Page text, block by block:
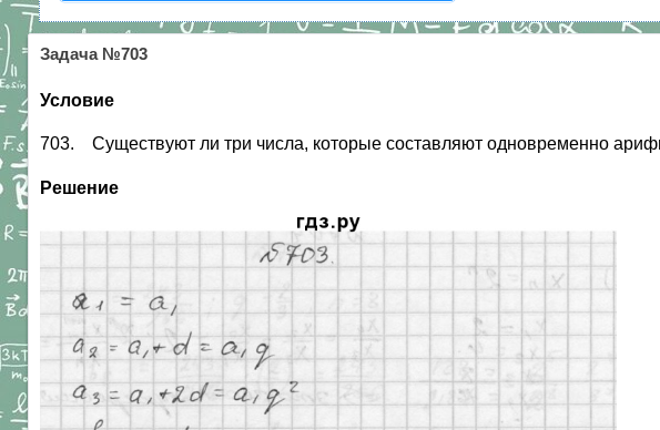
Задача №703
Условие
703. Существуют ли три числа, которые составляют одновременно
Решение